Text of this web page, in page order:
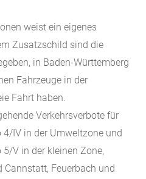
weist ein eigenes
Zusatzschild sind die
eben, in Baden-Württemberg
Fahrzeuge in der
Fahrt haben.
Verkehrsverbote für
4/IV in der Umweltzone und
5/V in der kleinen Zone,
Cannstatt, Feuerbach und